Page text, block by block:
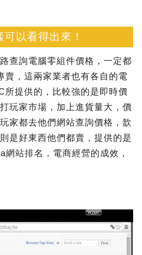
以看得出來！
查詢電腦零組件價格，一定都
賣，這兩家業者也有各自的電
所提供的，比較強的是即時價
玩家市場，加上進貨量大，價
家都去他們網站查詢價格，歆
是好東西他們都賣，提供的是
站排名，電商經營的成效，